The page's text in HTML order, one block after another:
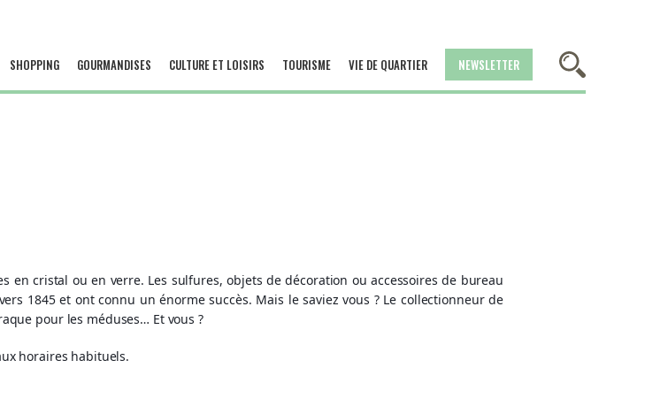
SHOPPING GOURMANDISES CULTURE ET LOISIRS TOURISME VIE DE QUARTIER NEWSLETTER
en cristal ou en verre. Les sulfures, objets de décoration ou accessoires de bureau
1845 et ont connu un énorme succès. Mais le saviez vous ? Le collectionneur de
pour les méduses… Et vous ?
horaires habituels.